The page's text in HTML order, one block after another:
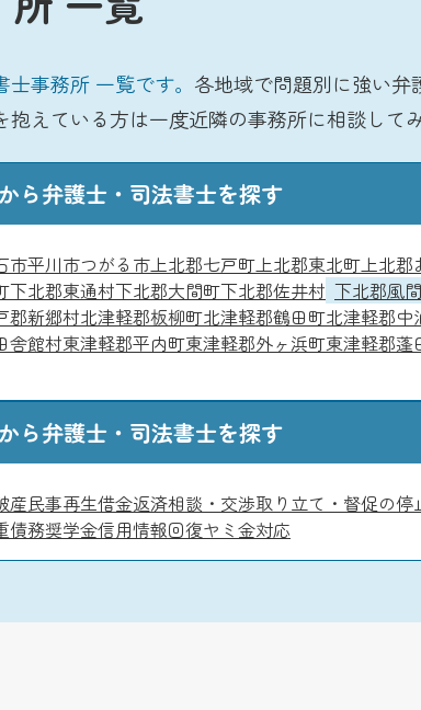
事務所 一覧です。 各地域で問題別に強い弁
えている方は一度近隣の事務所に相談してみ
ら弁護士・司法書士を探す
市平川市つがる市上北郡七戸町上北郡東北町上北郡
下北郡東通村下北郡大間町下北郡佐井村 下北郡風
郡新郷村北津軽郡板柳町北津軽郡鶴田町北津軽郡中
舎館村東津軽郡平内町東津軽郡外ヶ浜町東津軽郡蓬
ら弁護士・司法書士を探す
産民事再生借金返済相談・交渉取り立て・督促の停
債務奨学金信用情報回復ヤミ金対応